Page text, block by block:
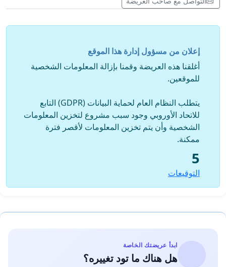
إعلان من مسؤول إدارة هذا الموقع
أغلقنا هذه العريضة وقمنا بإزالة المعلومات الشخصية
للموقعين.
يتطلب النظام العام لحماية البيانات (GDPR) التابع
للاتحاد الأوروبي وجود سبب مشروع لتخزين المعلومات
الشخصية وأن يتم تخزين المعلومات لأقصر فترة
ممكنة.
5
التوقيعات
ابدأ عريضتك الخاصة
هل هناك ما تود تغييره؟